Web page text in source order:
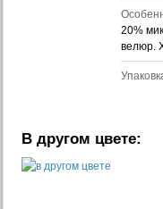
20%
велюр.
В другом цвете: